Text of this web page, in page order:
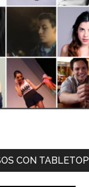
CON TABLETOP